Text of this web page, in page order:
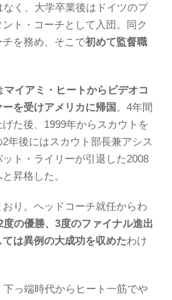
く、大学卒業後はドイツのプ
ト・コーチとして入団。同ク
を務め、そこで初めて監督職
マイアミ・ヒートからビデオコ
を受けアメリカに帰国 。4年間
た後、1999年からスカウトを
年後にはスカウト部長兼アシス
ト・ライリーが引退した2008
昇格した。
り。ヘッドコーチ就任からわ
度の優勝、3度のファイナル進出
は異例の大成功を収めたわけ
っ端時代からヒート一筋でや